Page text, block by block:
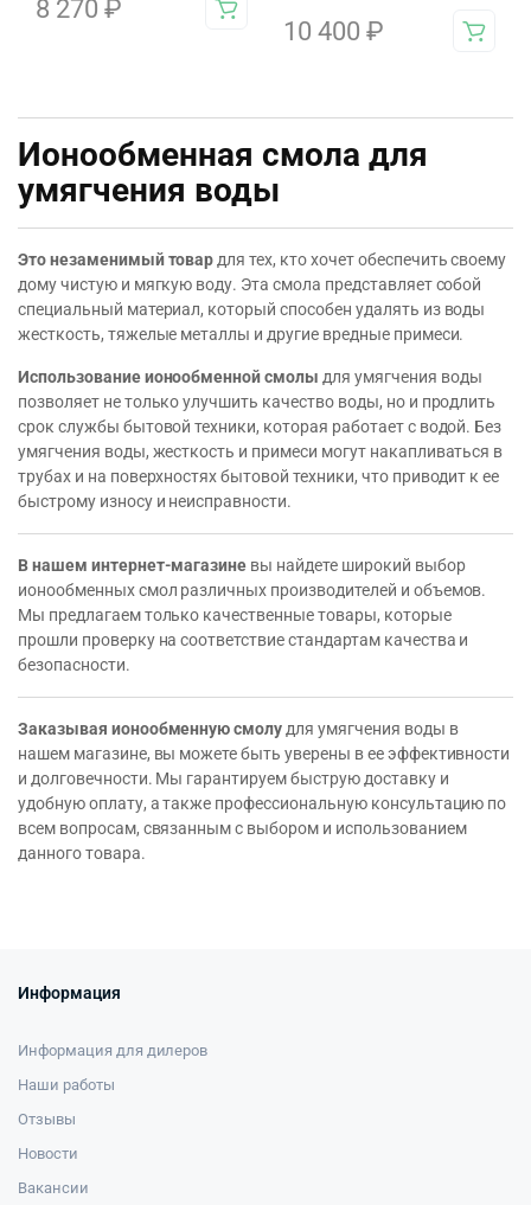
8 270 ₽
10 400 ₽
Ионообменная смола для
умягчения воды
Это незаменимый товар для тех, кто хочет обеспечить своему
дому чистую и мягкую воду. Эта смола представляет собой
специальный материал, который способен удалять из воды
жесткость, тяжелые металлы и другие вредные примеси.
Использование ионообменной смолы для умягчения воды
позволяет не только улучшить качество воды, но и продлить
срок службы бытовой техники, которая работает с водой. Без
умягчения воды, жесткость и примеси могут накапливаться в
трубах и на поверхностях бытовой техники, что приводит к ее
быстрому износу и неисправности.
В нашем интернет-магазине вы найдете широкий выбор
ионообменных смол различных производителей и объемов.
Мы предлагаем только качественные товары, которые
прошли проверку на соответствие стандартам качества и
безопасности.
Заказывая ионообменную смолу для умягчения воды в
нашем магазине, вы можете быть уверены в ее эффективности
и долговечности. Мы гарантируем быструю доставку и
удобную оплату, а также профессиональную консультацию по
всем вопросам, связанным с выбором и использованием
данного товара.
Информация
Информация для дилеров
Наши работы
Отзывы
Новости
Вакансии